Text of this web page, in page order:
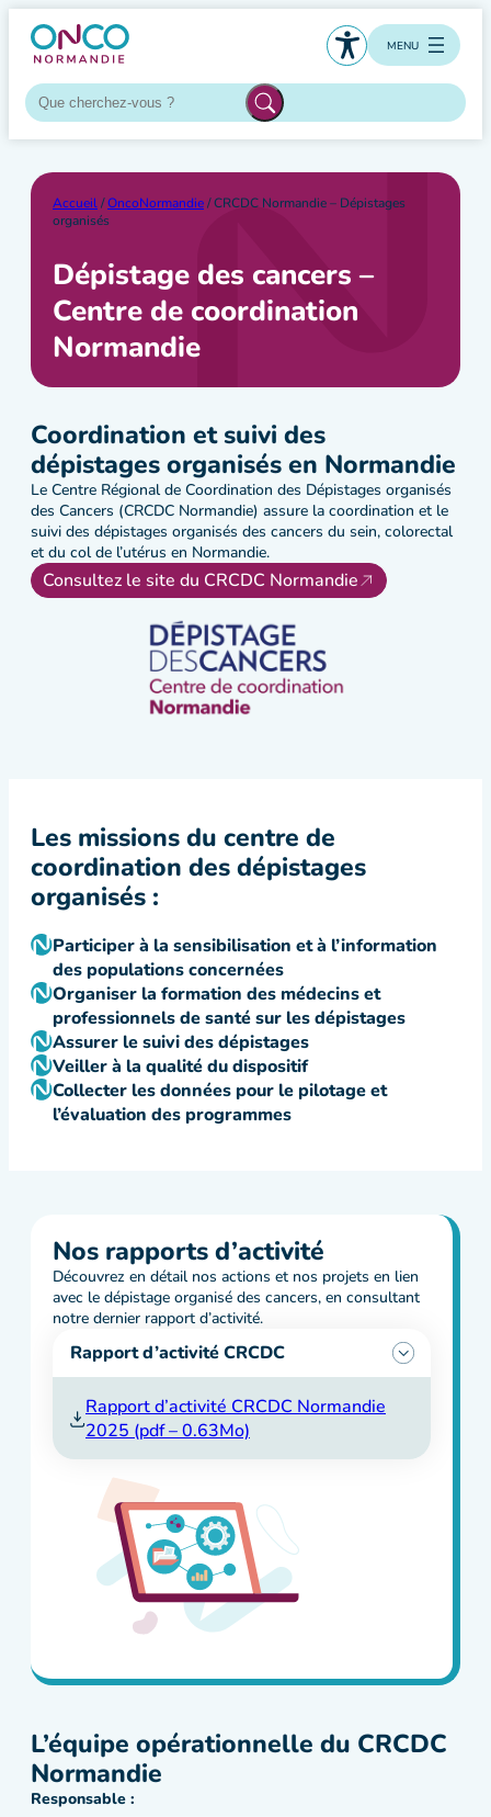
Aller
contenu
MENU
Accueil/OncoNormandie/ CRCDC Normandie – Dépistages
organisés
Dépistage des cancers –
Centre de coordination
Normandie
Coordination et suivi des
dépistages organisés en Normandie
Le Centre Régional de Coordination des Dépistages organisés
des Cancers (CRCDC Normandie) assure la coordination et le
suivi des dépistages organisés des cancers du sein, colorectal
et du col de l’utérus en Normandie.
Consultez le site du CRCDC Normandie
Les missions du centre de
coordination des dépistages
organisés :
Participer à la sensibilisation et à l’information
des populations concernées
Organiser la formation des médecins et
professionnels de santé sur les dépistages
Assurer le suivi des dépistages
Veiller à la qualité du dispositif
Collecter les données pour le pilotage et
l’évaluation des programmes
Nos rapports d’activité
Découvrez en détail nos actions et nos projets en lien
avec le dépistage organisé des cancers, en consultant
notre dernier rapport d’activité.
Rapport d’activité CRCDC
Rapport d’activité CRCDC Normandie
2025 (pdf – 0.63Mo)
L’équipe opérationnelle du CRCDC
Normandie
Responsable :